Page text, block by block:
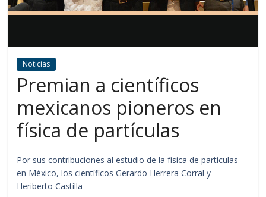
Noticias
Premian a científicos
mexicanos pioneros en
física de partículas
Por sus contribuciones al estudio de la física de partículas
en México, los científicos Gerardo Herrera Corral y
Heriberto Castilla